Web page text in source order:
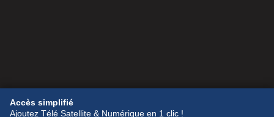
© 1989-2026 Télé Satellite et Numérique.
Accès simplifié
Ajoutez Télé Satellite & Numérique en 1 clic !